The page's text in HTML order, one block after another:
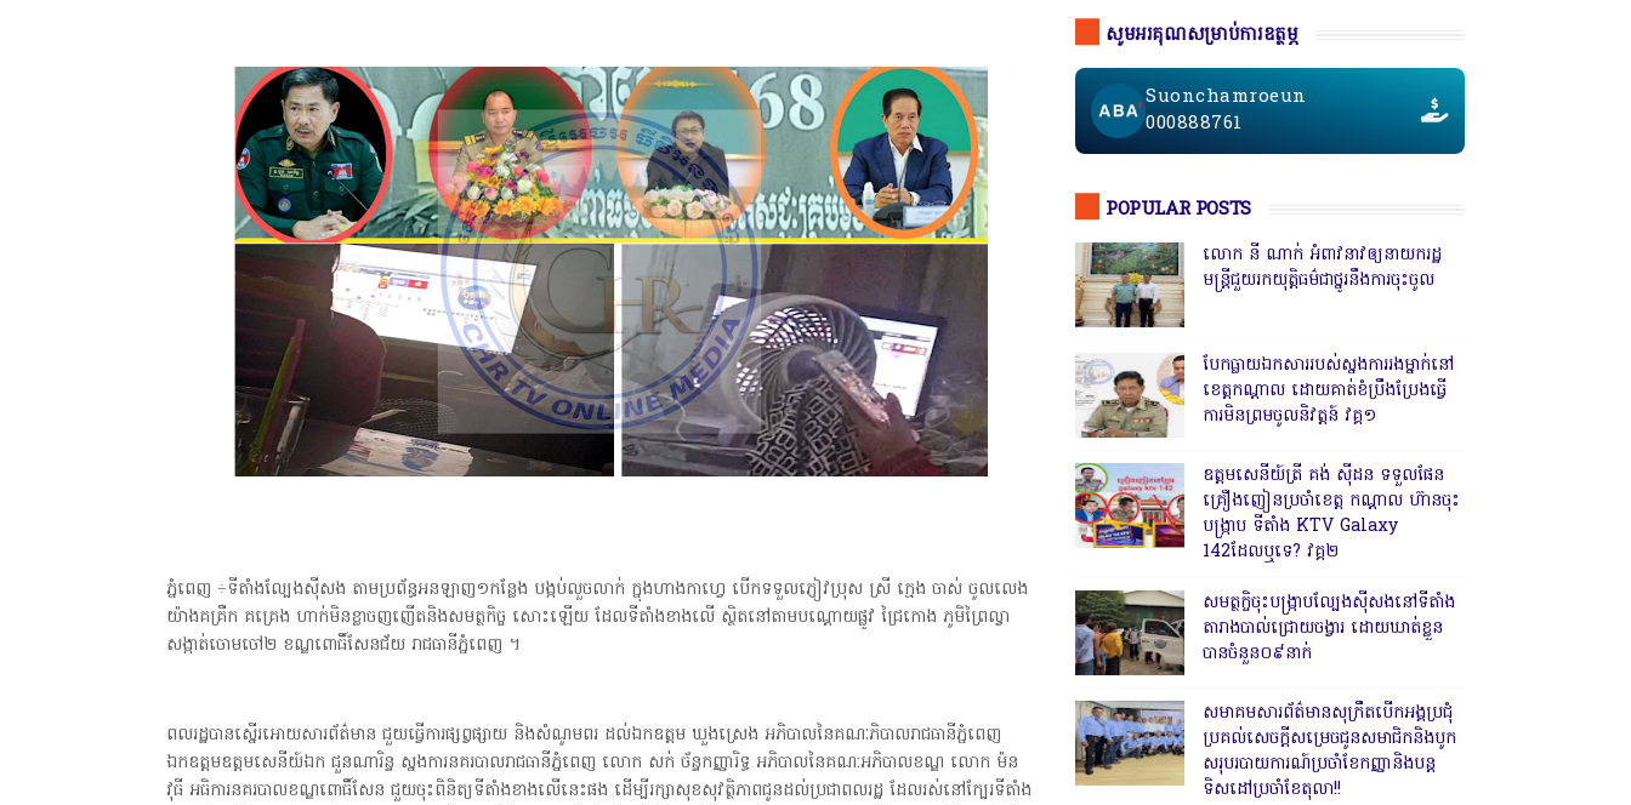
ភ្នំពេញ ÷ទីតាំងល្បែងសុីសង តាមប្រព័ន្ធអនឡាញ១កន្លែង បង្កប់លួចលាក់ ក្នុងហាងកាហ្វេ បើកទទួលភ្ញៀវប្រុស ស្រី ក្មេង ចាស់ ចូលលេង
យ៉ាងគគ្រឺក គគ្រេង ហាក់មិនខ្លាចញញើតនិងសមត្ថកិច្ច សោះឡើយ ដែលទីតាំងខាងលើ ស្ថិតនៅតាមបណ្ដោយផ្លូវ ជ្រៃកោង ភូមិព្រៃល្វា
សង្កាត់ចោមចៅ២ ខណ្ឌពោធិ៍សែនជ័យ រាជធានីភ្នំពេញ ។
ពលរដ្ឋបានស្នើរអោយសារព័ត៌មាន ជួយធ្វើការផ្សព្វផ្សាយ និងសំណូមពរ ដល់ឯកឧត្តម ឃួងស្រេង អភិបាលនៃគណៈភិបាលរាជធានីភ្នំពេញ
ឯកឧត្តមឧត្តមសេនីយ៍ឯក ជួនណារិន្ទ ស្នងការនគរបាលរាជធានីភ្នំពេញ លោក សក់ ច័ន្ទកញ្ញារិទ្ធ អភិបាលនៃគណ:អភិបាលខណ្ឌ លោក ម៉ន
វុធី អធិការនគរបាលខណ្ឌពោធិ៍សែន ជួយចុះពិនិត្យទីតាំងខាងលើនេះផង ដើម្បីរក្សាសុខសុវត្ថិភាពជូនដល់ប្រជាពលរដ្ឋ ដែលរស់នៅក្បែរទីតាំង
សូមអរគុណសម្រាប់ការឧត្ថម្ភ
Suonchamroeun
000888761
POPULAR POSTS
លោក នី ណាក់ អំពាវនាវឲ្យនាយករដ្ឋ
មន្ត្រីជួយរកយុត្តិធម៌ជាថ្នូរនឹងការចុះចូល
បែកធ្លាយឯកសាររបស់ស្នងការរងម្នាក់នៅ
ខេត្តកណ្ដាល ដោយគាត់ខំប្រឹងប្រែងធ្វើ
ការមិនព្រមចូលនិវត្តន៍ វគ្គ១
ឧត្តមសេនីយ៍ត្រី គង់ ស៊ីដន ទទួលផែន
គ្រឿងញៀនប្រចាំខេត្ត កណ្តាល ហ៊ានចុះ
បង្ក្រាប ទីតាំង KTV Galaxy
142ដែលឬទេ? វគ្គ២
សមត្ថកិ្ចចុះបង្ក្រាបល្បែងស៊ីសងនៅទីតាំង
តារាងបាល់ជ្រោយចង្វារ ដោយឃាត់ខ្លួន
បានចំនួន០៩នាក់
សមាគមសារព័ត៌មានសុក្រឹតបើកអង្គប្រជុំ
ប្រគល់សេចក្តីសម្រេចជូនសមាជិកនិងបូក
សរុបរបាយការណ៍ប្រចាំខែកញ្ញានិងបន្ត
ទិសដៅប្រចាំខែតុលា!!